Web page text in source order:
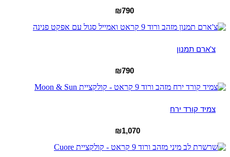
₪790
צ'ארם תמנון
₪790
צמיד קורד ירח
₪1,070